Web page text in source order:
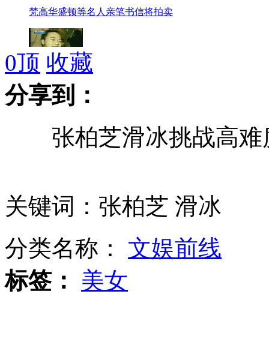
梵高华盛顿等名人亲笔书信将拍卖
性侵案开审 李宗瑞认错不认罪
拍客：众人营救撞墙的酒驾男
男子开奥迪盗窃 别墅被洗劫一空
饭店铁笼囚禁宠物狗引爱狗人士不满
0顶 收藏
分享到：
张柏芝滑冰挑战高难
关键词：张柏芝 滑冰
分类名称： 文娱前线
标签：
美女